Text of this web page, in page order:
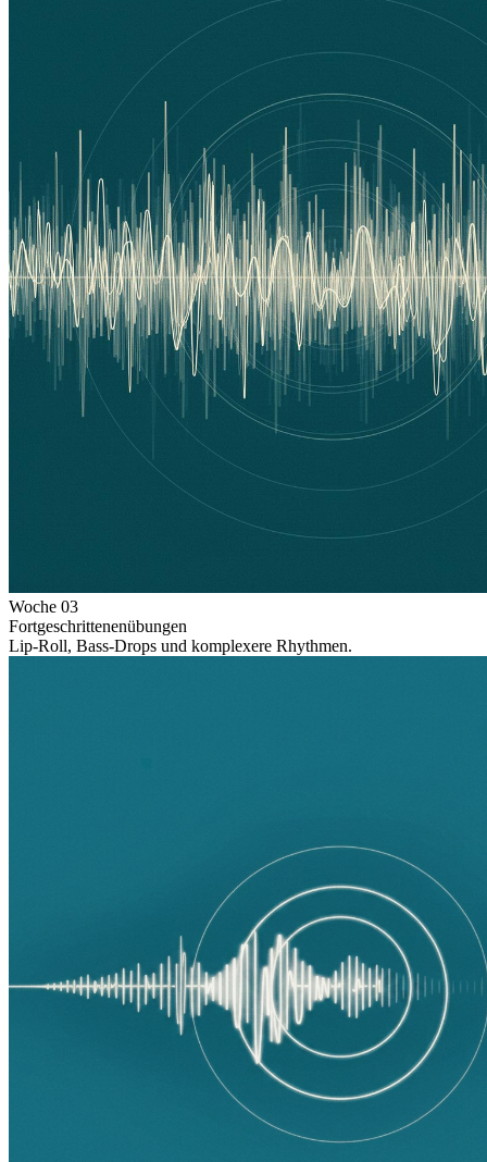
Woche 03
Fortgeschrittenenübungen
Lip-Roll, Bass-Drops und komplexere Rhythmen.